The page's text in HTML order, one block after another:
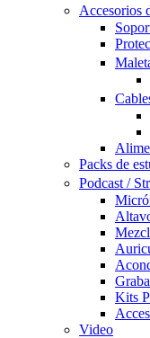
Accesorios
Packs de
Podcast /
Kits
Video